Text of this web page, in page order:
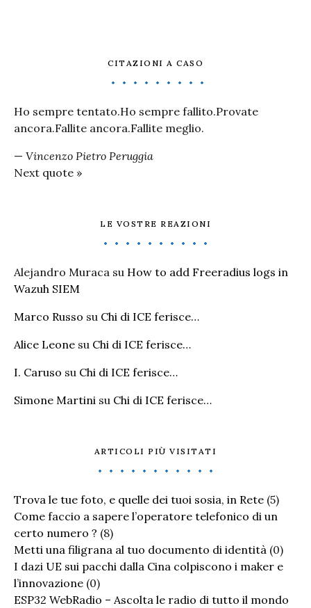
CITAZIONI A CASO
Ho sempre tentato.Ho sempre fallito.Provate
ancora.Fallite ancora.Fallite meglio.
— Vincenzo Pietro Peruggia
Next quote »
LE VOSTRE REAZIONI
Alejandro Muraca su How to add Freeradius logs in
Wazuh SIEM
Marco Russo su Chi di ICE ferisce…
Alice Leone su Chi di ICE ferisce…
I. Caruso su Chi di ICE ferisce…
Simone Martini su Chi di ICE ferisce…
ARTICOLI PIÙ VISITATI
Trova le tue foto, e quelle dei tuoi sosia, in Rete (5)
Come faccio a sapere l’operatore telefonico di un
certo numero ? (8)
Metti una filigrana al tuo documento di identità (0)
I dazi UE sui pacchi dalla Cina colpiscono i maker e
l’innovazione (0)
ESP32 WebRadio – Ascolta le radio di tutto il mondo